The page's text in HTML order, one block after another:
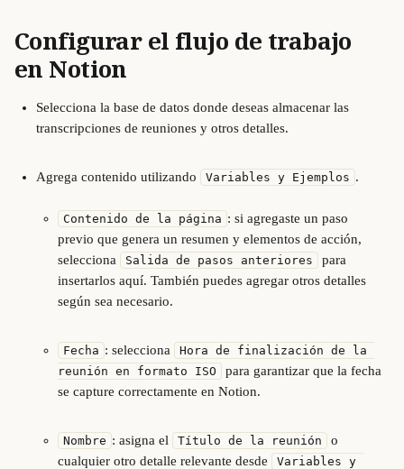
Configurar el flujo de trabajo
en Notion
Selecciona la base de datos donde deseas almacenar las
transcripciones de reuniones y otros detalles.
Agrega contenido utilizando Variables y Ejemplos .
Contenido de la página : si agregaste un paso
previo que genera un resumen y elementos de acción,
selecciona
Salida de pasos anteriores
para
insertarlos aquí. También puedes agregar otros detalles
según sea necesario.
Fecha : selecciona
Hora de finalización de la
reunión en formato ISO
para garantizar que la fecha
se capture correctamente en Notion.
Nombre : asigna el Título de la reunión
o
cualquier otro detalle relevante desde
Variables y